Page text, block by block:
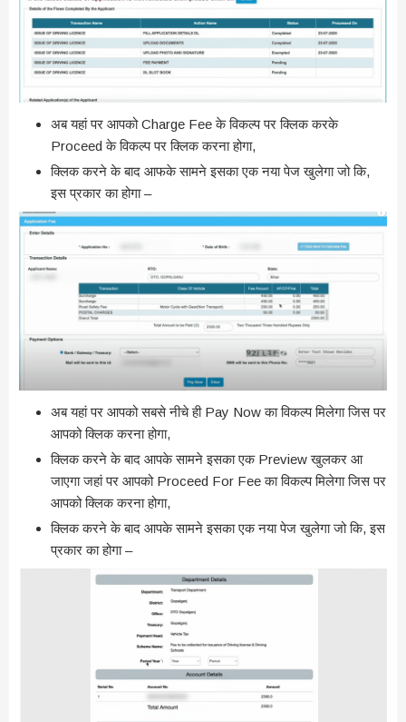
अब यहां पर आपको Charge Fee के विकल्प पर क्लिक करके
Proceed के विकल्प पर क्लिक करना होगा,
क्लिक करने के बाद आफके सामने इसका एक नया पेज खुलेगा जो कि,
इस प्रकार का होगा –
अब यहां पर आपको सबसे नीचे ही Pay Now का विकल्प मिलेगा जिस पर
आपको क्लिक करना होगा,
क्लिक करने के बाद आपके सामने इसका एक Preview खुलकर आ
जाएगा जहां पर आपको Proceed For Fee का विकल्प मिलेगा जिस पर
आपको क्लिक करना होगा,
क्लिक करने के बाद आपके सामने इसका एक नया पेज खुलेगा जो कि, इस
प्रकार का होगा –